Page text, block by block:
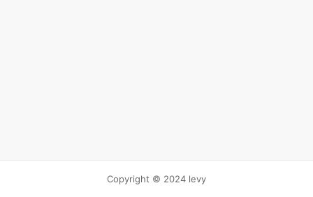
Copyright © 2024 levy